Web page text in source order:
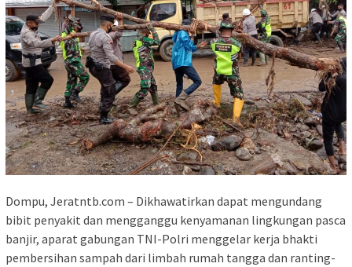
Dompu, Jeratntb.com – Dikhawatirkan dapat mengundang
bibit penyakit dan mengganggu kenyamanan lingkungan pasca
banjir, aparat gabungan TNI-Polri menggelar kerja bhakti
pembersihan sampah dari limbah rumah tangga dan ranting-